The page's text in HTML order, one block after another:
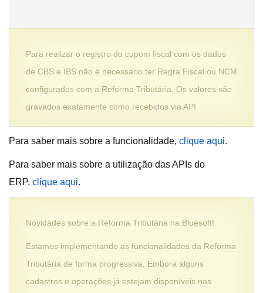
Para realizar o registro do cupom fiscal com os dados
de CBS e IBS não é necessario ter Regra Fiscal ou NCM
configurados com a Reforma Tributária. Os valores são
gravados exatamente como recebidos via API
Para saber mais sobre a funcionalidade, clique aqui.
Para saber mais sobre a utilização das APIs do
ERP, clique aqui.
Novidades sobre a Reforma Tributária na Bluesoft!
Estamos implementando as funcionalidades da Reforma
Tributária de forma progressiva. Embora alguns
cadastros e operações já estejam disponíveis nas